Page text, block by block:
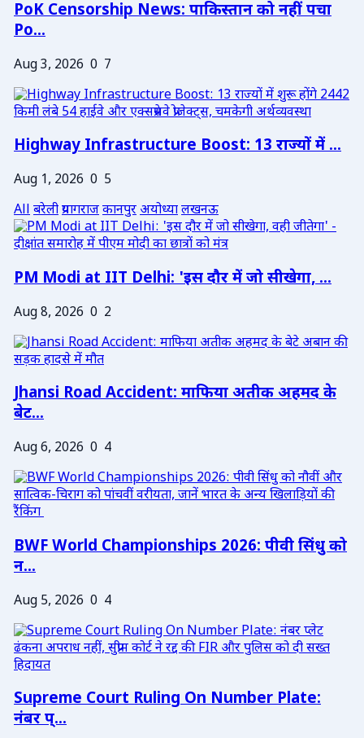
PoK Censorship News: पाकिस्तान को नहीं पचा
Po...
Aug 3, 2026 0 7
Highway Infrastructure Boost: 13 राज्यों में ...
Aug 1, 2026 0 5
Allबरेलीप्रयागराजकानपुरअयोध्यालखनऊ
PM Modi at IIT Delhi: 'इस दौर में जो सीखेगा, ...
Aug 8, 2026 0 2
Jhansi Road Accident: माफिया अतीक अहमद के
बेट...
Aug 6, 2026 0 4
BWF World Championships 2026: पीवी सिंधु को
न...
Aug 5, 2026 0 4
Supreme Court Ruling On Number Plate:
नंबर प्...